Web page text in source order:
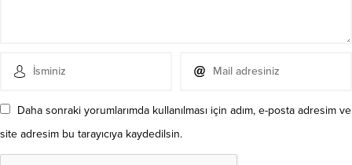
Daha sonraki yorumlarımda kullanılması için adım, e-posta adresim ve
site adresim bu tarayıcıya kaydedilsin.